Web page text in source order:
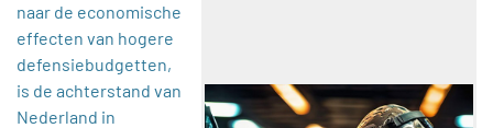
naar de economische
effecten van hogere
defensiebudgetten,
is de achterstand van
Nederland in